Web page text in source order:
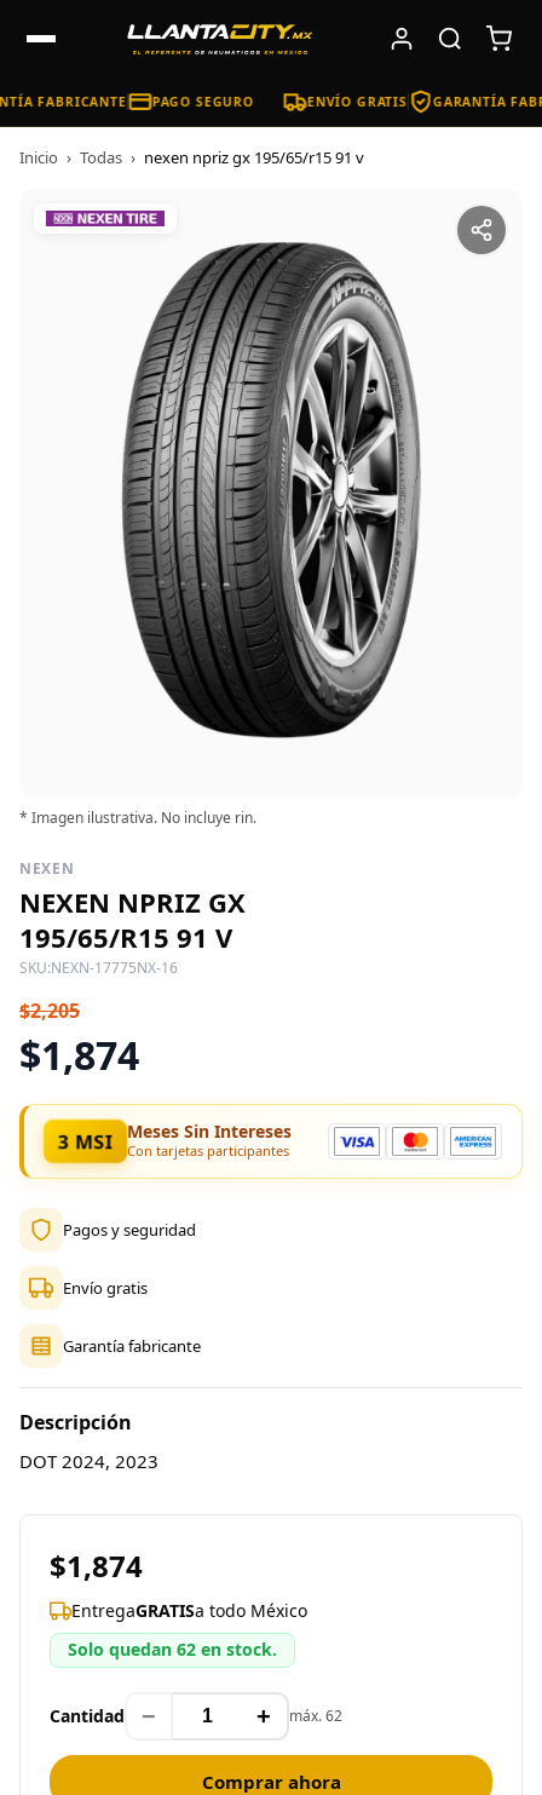
FABRICANTE PAGO SEGURO ENVÍO GRATIS GARANTÍA
Inicio › Todas › nexen npriz gx 195/65/r15 91 v
* Imagen ilustrativa. No incluye rin.
NEXEN
NEXEN NPRIZ GX
195/65/R15 91 V
SKU:NEXN-17775NX-16
$2,205
$1,874
3 MSI Meses Sin Intereses
Con tarjetas participantes
Pagos y seguridad
Envío gratis
Garantía fabricante
Descripción
DOT 2024, 2023
$1,874
EntregaGRATISa todo México
Solo quedan 62 en stock.
Cantidad − + máx. 62
Comprar ahora